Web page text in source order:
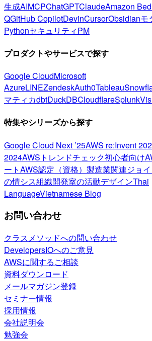
生成AIMCPChatGPTClaudeAmazon
QGitHub CopilotDevinCursorObsidianモ
PythonセキュリティPM
プロダクトやサービスで探す
Google CloudMicrosoft
AzureLINEZendeskAuth0Tableau
マティカdbtDuckDBCloudflareSplunk
特集やシリーズから探す
Google Cloud Next ’25AWS re:Invent
2024AWSトレンドチェック初心者向け
ートAWS認定（資格） 製造業関連ジョ
の情シス組織開発室の活動デザインThai
LanguageVietnamese Blog
お問い合わせ
クラスメソッドへの問い合わせ
DevelopersIOへのご意見
AWSに関するご相談
資料ダウンロード
メールマガジン登録
セミナー情報
採用情報
会社説明会
勉強会